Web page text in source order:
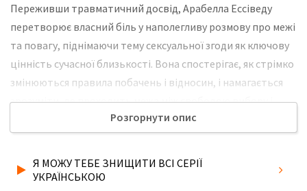
Переживши травматичний досвід, Арабелла Ессіведу
перетворює власний біль у наполегливу розмову про межі
та повагу, піднімаючи тему сексуальної згоди як ключову
цінність сучасної близькості. Вона спостерігає, як стрімко
змінюються правила побачень і відносин, і намагається
зрозуміти, де проходить межа між свободою вибору і
прихованою експлуатацією. Її особиста історія стає
взаємодіють один з одним і як важливо вчитися чути не
тільки свої бажання, а й чужі межі. Не забудьте розповісти
Розгорнути опис
Я МОЖУ ТЕБЕ ЗНИЩИТИ ВСІ СЕРІЇ
УКРАЇНСЬКОЮ